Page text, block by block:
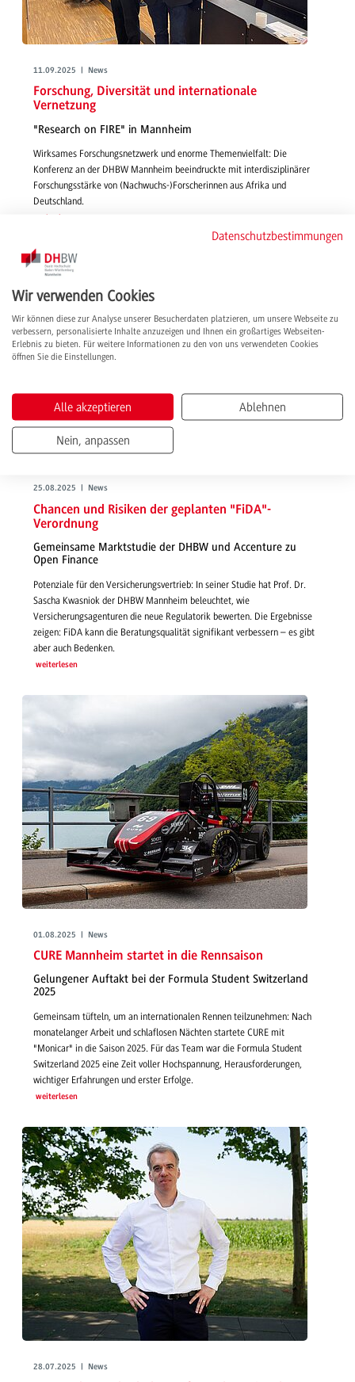
11.09.2025 | News
Forschung, Diversität und internationale
Vernetzung
"Research on FIRE" in Mannheim
Wirksames Forschungsnetzwerk und enorme Themenvielfalt: Die
Konferenz an der DHBW Mannheim beeindruckte mit interdisziplinärer
Forschungsstärke von (Nachwuchs-)Forscherinnen aus Afrika und
Deutschland.
25.08.2025 | News
Chancen und Risiken der geplanten "FiDA"-
Verordnung
Gemeinsame Marktstudie der DHBW und Accenture zu
Open Finance
Potenziale für den Versicherungsvertrieb: In seiner Studie hat Prof. Dr.
Sascha Kwasniok der DHBW Mannheim beleuchtet, wie
Versicherungsagenturen die neue Regulatorik bewerten. Die Ergebnisse
zeigen: FiDA kann die Beratungsqualität signifikant verbessern – es gibt
aber auch Bedenken.
weiterlesen
01.08.2025 | News
CURE Mannheim startet in die Rennsaison
Gelungener Auftakt bei der Formula Student Switzerland
2025
Gemeinsam tüfteln, um an internationalen Rennen teilzunehmen: Nach
monatelanger Arbeit und schlaflosen Nächten startete CURE mit
"Monicar" in die Saison 2025. Für das Team war die Formula Student
Switzerland 2025 eine Zeit voller Hochspannung, Herausforderungen,
wichtiger Erfahrungen und erster Erfolge.
weiterlesen
28.07.2025 | News
Datenschutzbestimmungen
Wir verwenden Cookies
Wir können diese zur Analyse unserer Besucherdaten platzieren, um unsere Webseite zu
verbessern, personalisierte Inhalte anzuzeigen und Ihnen ein großartiges Webseiten-
Erlebnis zu bieten. Für weitere Informationen zu den von uns verwendeten Cookies
öffnen Sie die Einstellungen.
Alle akzeptieren Ablehnen
Nein, anpassen